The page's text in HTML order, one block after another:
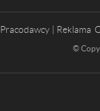
Pracodawcy | Reklama
©